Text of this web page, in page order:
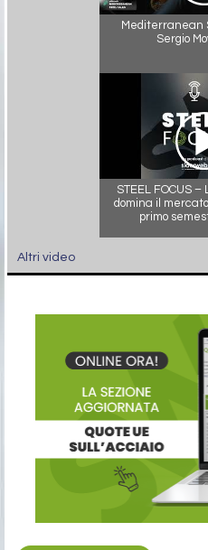
Mediterranean
Sergio
STEEL FOCUS –
domina il
primo
Altri video